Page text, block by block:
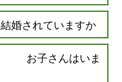
結婚されていますか
お子さんはいま